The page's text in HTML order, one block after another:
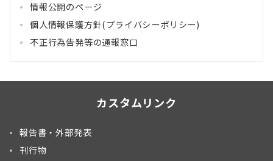
情報公開のページ
個人情報保護方針(プライバシーポリシー)
不正行為告発等の通報窓口
カスタムリンク
報告書・外部発表
刊行物